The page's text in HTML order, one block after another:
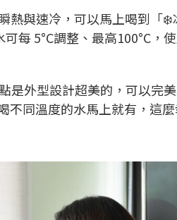
熱與速冷，可以馬上喝到「
每 5°C調整、最高100°C
是外型設計超美的，可以完
不同溫度的水馬上就有，這